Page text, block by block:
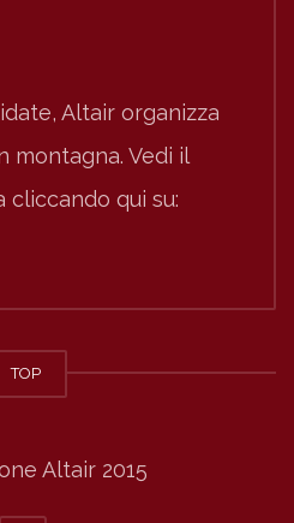
Altair organizza
montagna. Vedi il
qui su:
TOP
Altair 2015